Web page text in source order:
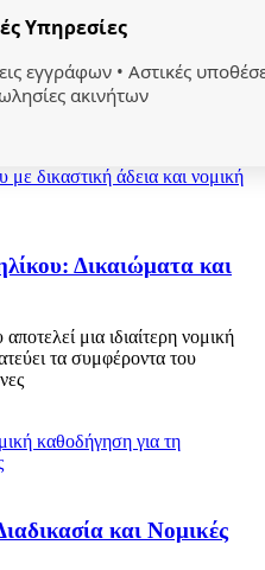
Υπηρεσίες
εγγράφων • Αστικές
ακινήτων
Δικαιώματα και
μια ιδιαίτερη νομική
τα συμφέροντα του
και Νομικές